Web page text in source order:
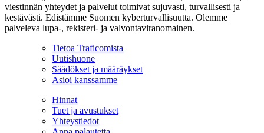
viestinnän yhteydet ja palvelut toimivat sujuvasti, turvallisesti ja
kestävästi. Edistämme Suomen kyberturvallisuutta. Olemme
palveleva lupa-, rekisteri- ja valvontaviranomainen.
Tietoa Traficomista
Uutishuone
Säädökset ja määräykset
Asioi kanssamme
Hinnat
Tuet ja avustukset
Yhteystiedot